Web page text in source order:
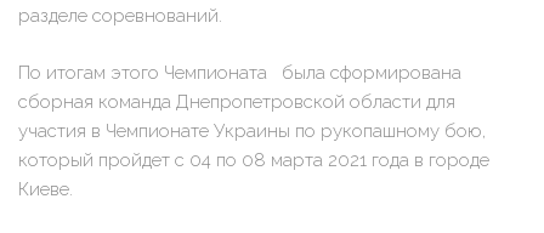
разделе соревнований.
По итогам этого Чемпионата была сформирована
сборная команда Днепропетровской области для
участия в Чемпионате Украины по рукопашному бою,
который пройдет с 04 по 08 марта 2021 года в городе
Киеве.